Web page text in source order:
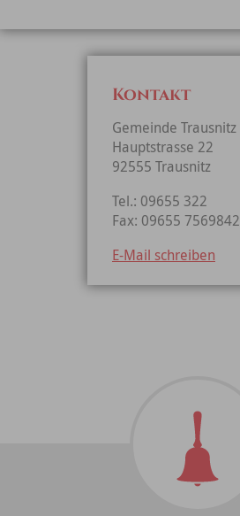
Kontakt
Gemeinde Trausnitz
Hauptstrasse 22
92555 Trausnitz
Tel.: 09655 322
Fax: 09655 7569842
E-Mail schreiben